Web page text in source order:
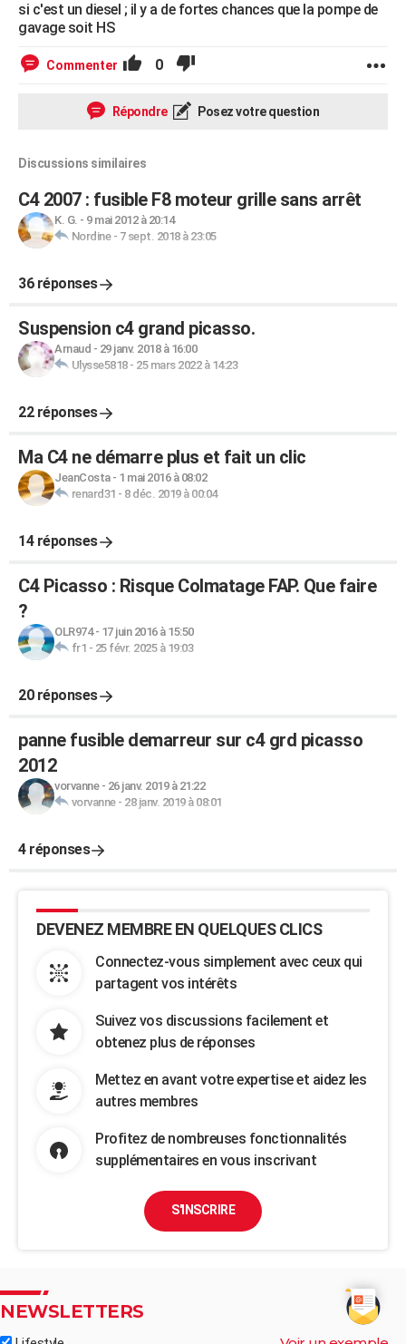
FORUM
Bricolage
Lifestyle
Culture
Sport
Auto
Television
Voyage
Cinema
si c'est un diesel ; il y a de fortes chances que la pompe de
gavage soit HS
Commenter 0
Répondre Posez votre question
Discussions similaires
C4 2007 : fusible F8 moteur grille sans arrêt
K. G. - 9 mai 2012 à 20:14
Nordine- 7 sept. 2018 à 23:05
36 réponses
Suspension c4 grand picasso.
Arnaud - 29 janv. 2018 à 16:00
Ulysse5818- 25 mars 2022 à 14:23
22 réponses
Ma C4 ne démarre plus et fait un clic
JeanCosta- 1 mai 2016 à 08:02
renard31 - 8 déc. 2019 à 00:04
14 réponses
C4 Picasso : Risque Colmatage FAP. Que faire
?
OLR974- 17 juin 2016 à 15:50
fr1 - 25 févr. 2025 à 19:03
20 réponses
panne fusible demarreur sur c4 grd picasso
2012
vorvanne- 26 janv. 2019 à 21:22
vorvanne- 28 janv. 2019 à 08:01
4 réponses
DEVENEZ MEMBRE EN QUELQUES CLICS
Connectez-vous simplement avec ceux qui
partagent vos intérêts
Suivez vos discussions facilement et
obtenez plus de réponses
Mettez en avant votre expertise et aidez les
autres membres
Profitez de nombreuses fonctionnalités
supplémentaires en vous inscrivant
S'INSCRIRE
NEWSLETTERS